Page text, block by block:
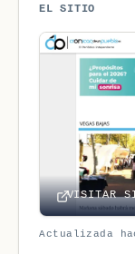
EL SITIO
VISITAR
Actualizada